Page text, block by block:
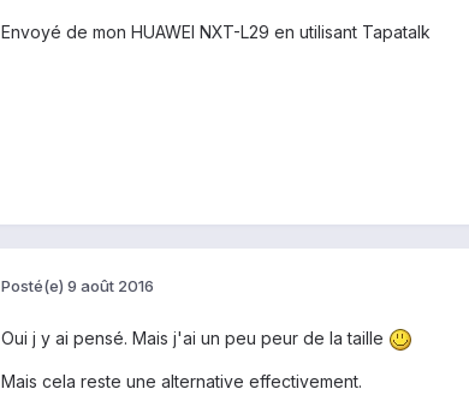
Envoyé de mon HUAWEI NXT-L29 en utilisant Tapatalk
Posté(e) 9 août 2016
Oui j y ai pensé. Mais j'ai un peu peur de la taille
Mais cela reste une alternative effectivement.